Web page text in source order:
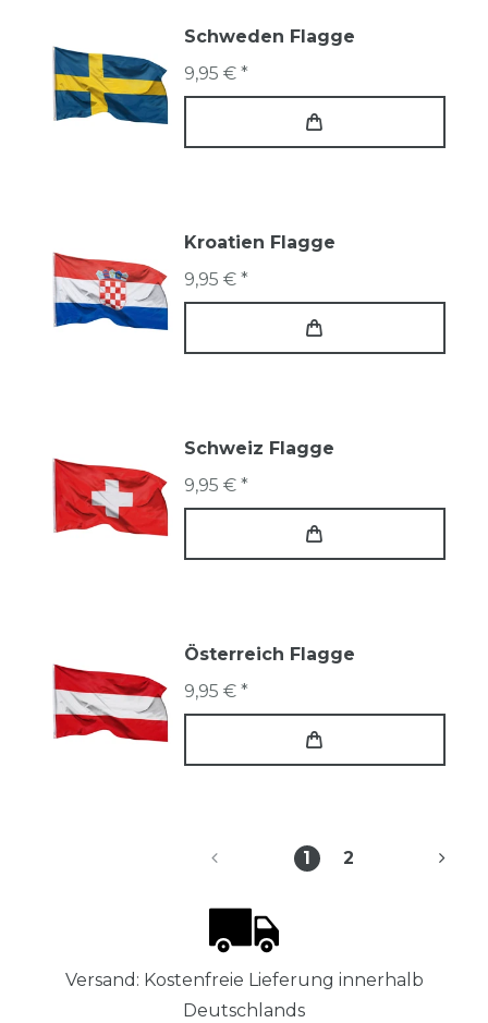
Schweden Flagge
9,95 € *
Kroatien Flagge
9,95 € *
Schweiz Flagge
9,95 € *
Österreich Flagge
9,95 € *
1 2
Versand: Kostenfreie Lieferung innerhalb
Deutschlands